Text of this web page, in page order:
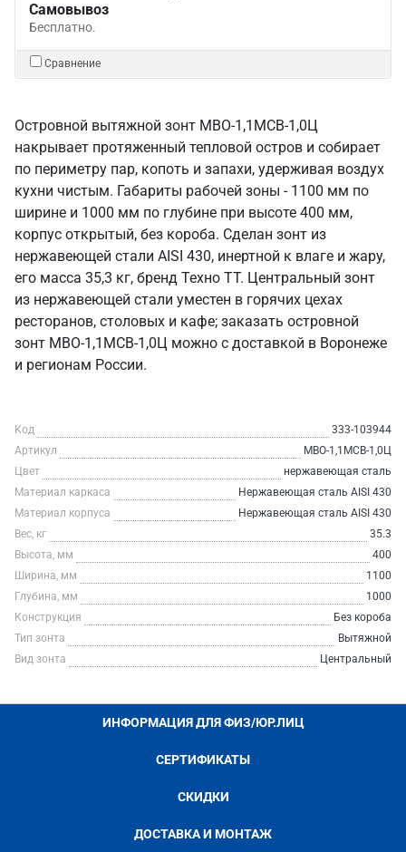
Самовывоз
Бесплатно.
Сравнение
Островной вытяжной зонт МВО-1,1МСВ-1,0Ц
накрывает протяженный тепловой остров и собирает
по периметру пар, копоть и запахи, удерживая воздух
кухни чистым. Габариты рабочей зоны - 1100 мм по
ширине и 1000 мм по глубине при высоте 400 мм,
корпус открытый, без короба. Сделан зонт из
нержавеющей стали AISI 430, инертной к влаге и жару,
его масса 35,3 кг, бренд Техно ТТ. Центральный зонт
из нержавеющей стали уместен в горячих цехах
ресторанов, столовых и кафе; заказать островной
зонт МВО-1,1МСВ-1,0Ц можно с доставкой в Воронеже
и регионам России.
Код
333-103944
Артикул
МВО-1,1МСВ-1,0Ц
Цвет
нержавеющая сталь
Материал каркаса
Нержавеющая сталь AISI 430
Материал корпуса
Нержавеющая сталь AISI 430
Вес, кг
35.3
Высота, мм
400
Ширина, мм
1100
Глубина, мм
1000
Конструкция
Без короба
Тип зонта
Вытяжной
Вид зонта
Центральный
ИНФОРМАЦИЯ ДЛЯ ФИЗ/ЮР.ЛИЦ
СЕРТИФИКАТЫ
СКИДКИ
ДОСТАВКА И МОНТАЖ